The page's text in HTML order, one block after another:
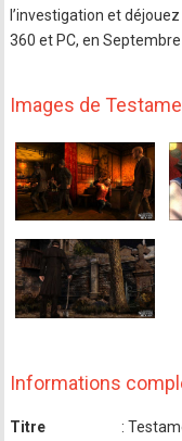
l’investigation et
360 et PC, en
Images de
Informations
Titre
: